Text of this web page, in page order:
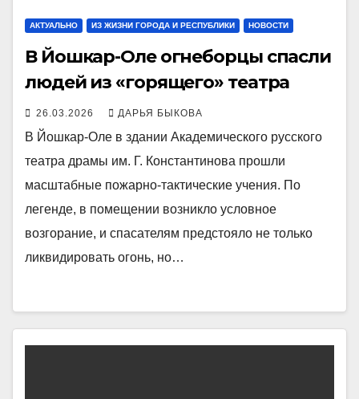
АКТУАЛЬНО ИЗ ЖИЗНИ ГОРОДА И РЕСПУБЛИКИ НОВОСТИ
В Йошкар-Оле огнеборцы спасли
людей из «горящего» театра
26.03.2026 ДАРЬЯ БЫКОВА
В Йошкар-Оле в здании Академического русского
театра драмы им. Г. Константинова прошли
масштабные пожарно-тактические учения. По
легенде, в помещении возникло условное
возгорание, и спасателям предстояло не только
ликвидировать огонь, но…